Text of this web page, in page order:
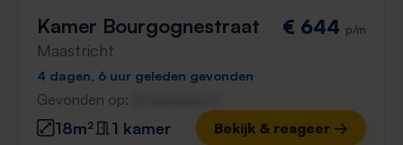
Kamer Bourgognestraat
Maastricht
€ 644 p/m
4 dagen, 6 uur geleden gevonden
Gevonden op:
18m² 1 kamer Bekijk & reageer →